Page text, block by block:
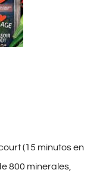
(15 minutos en
800 minerales,